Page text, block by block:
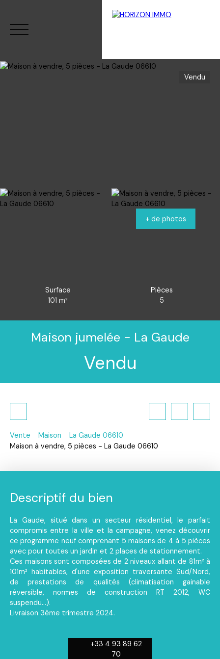
Vendu
+ de photos
Surface
101m²
Pièces
5
Maison jumelée - La Gaude
Vendu
Vente Maison
La Gaude 06610
Maison à vendre, 5 pièces - La Gaude 06610
Descriptif du bien
La Gaude, situé dans un secteur résidentiel, le parfait
compromis entre la ville et la campagne, venez découvrir
ce programme neuf comprenant 5 maisons de 4 à 5 pièces
avec pour toutes un jardin et 2 places de stationnement.
Ces maisons sont composées de 2 niveaux allant de 81m² à
101m² habitables, d'une exposition traversante Sud/Nord,
de prestations de qualités (climatisation gainable
réversible, normes de construction RT 2012, WC
suspendu...).
Livraison 3ème trimestre 2024.
+33 4 93 89 62
70